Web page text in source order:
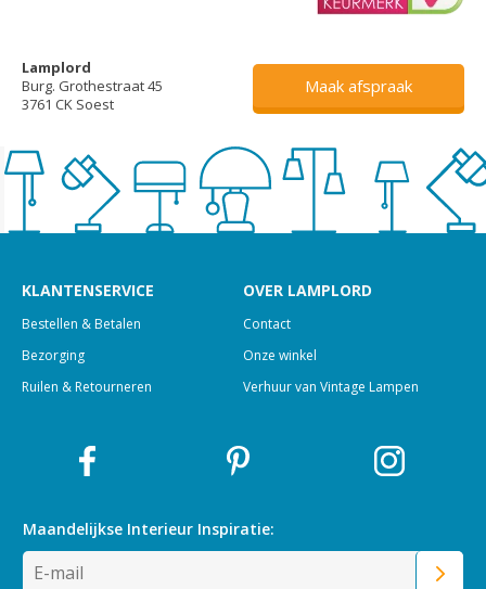
Lamplord
Burg. Grothestraat 45
3761 CK Soest
Maak afspraak
KLANTENSERVICE
Bestellen & Betalen
Bezorging
Ruilen & Retourneren
OVER LAMPLORD
Contact
Onze winkel
Verhuur van Vintage Lampen
Maandelijkse Interieur Inspiratie: